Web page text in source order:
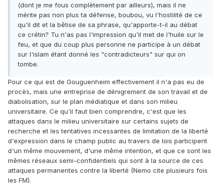
(dont je me fous complètement par ailleurs), mais il ne
mérite pas non plus ta défense, boubou, vu l'hostilité de ce
qu'il dit et la bêtise de sa phrase, qu'apporte-t-il au débat
ce crétin? Tu n'as pas l'impression qu'il met de l'huile sur le
feu, et que du coup plus personne ne participe à un débat
sur l'islam étant donné les "contradicteurs" sur qui on
tombe.
Pour ce qui est de Gouguenheim effectivement il n'a pas eu de
procès, mais une entreprise de dénigrement de son travail et de
diabolisation, sur le plan médiatique et dans son milieu
universitaire. Ce qu'il faut bien comprendre, c'est que les
attaques dans le milieu universitaire sur certains sujets de
recherche et les tentatives incessantes de limitation de la liberté
d'expression dans le champ public au travers de lois participent
d'un même mouvement, d'une même intention, et que ce sont les
mêmes réseaux semi-confidentiels qui sont à la source de ces
attaques permanentes contre la liberté (Nemo cite plusieurs fois
les FM).